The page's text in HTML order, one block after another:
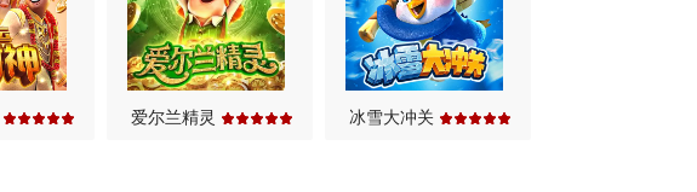
爱尔兰精灵 冰雪大冲关